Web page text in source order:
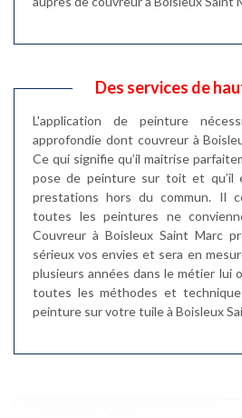
Des services de
L'application de peinture
approfondie dont couvreur à
Ce qui signifie qu’il maitrise
pose de peinture sur toit et qu’il
prestations hors du commun. Il
toutes les peintures ne
Couvreur à Boisleux Saint Marc
sérieux vos envies et sera en
plusieurs années dans le métier lui
toutes les méthodes et
peinture sur votre tuile à Boisleux